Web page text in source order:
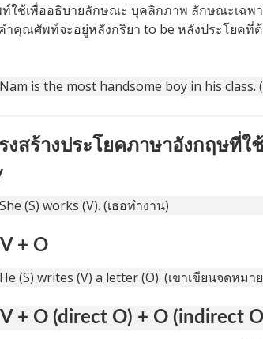
ใช้เพื่ออธิบายลักษณะ บุคลิกภาพ ลักษณะเฉพ
ำคุณศัพท์จะอยู่หลังกริยา to be หลังประโยคที่
Nam is the most handsome boy in his
รงสร้างประโยคภาษาอังกฤษที่ใ
She (S) works (V). (เธอทำงาน)
+ O
He (S) writes (V) a letter (O). (เขาเขียนจดหมา
V + O (direct O) + O (indirect